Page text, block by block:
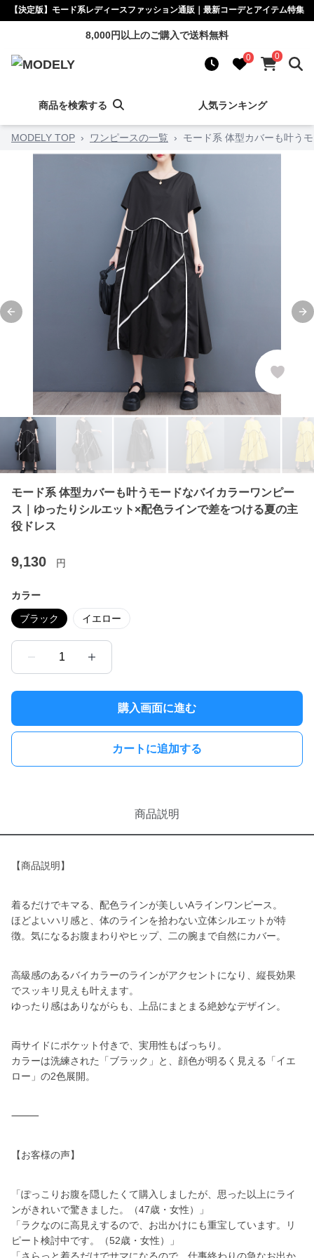
【決定版】モード系レディースファッション通販｜最新コーデとアイテム特集
8,000円以上のご購入で送料無料
0 0
商品を検索する 人気ランキング
MODELY TOP › ワンピースの一覧 › モード系 体型カバーも叶う
Previous slide
モード系 体型カバーも叶うモードなバイカラーワンピー
ス｜ゆったりシルエット×配色ラインで差をつける夏の主
役ドレス
9,130 円
カラー
ブラック イエロー
1
購入画面に進む
カートに追加する
商品説明
【商品説明】
着るだけでキマる、配色ラインが美しいAラインワンピース。
ほどよいハリ感と、体のラインを拾わない立体シルエットが特
徴。気になるお腹まわりやヒップ、二の腕まで自然にカバー。
高級感のあるバイカラーのラインがアクセントになり、縦長効果
でスッキリ見えも叶えます。
ゆったり感はありながらも、上品にまとまる絶妙なデザイン。
両サイドにポケット付きで、実用性もばっちり。
カラーは洗練された「ブラック」と、顔色が明るく見える「イエ
ロー」の2色展開。
⸻
【お客様の声】
「ぽっこりお腹を隠したくて購入しましたが、思った以上にライ
ンがきれいで驚きました。（47歳・女性）」
「ラクなのに高見えするので、お出かけにも重宝しています。リ
ピート検討中です。（52歳・女性）」